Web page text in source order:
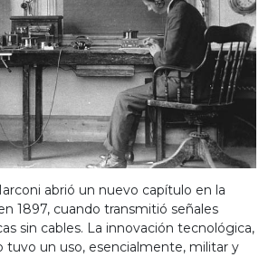
abrió un nuevo capítulo en la
1897, cuando transmitió señales
sin cables. La innovación tecnológica,
tuvo un uso, esencialmente, militar y